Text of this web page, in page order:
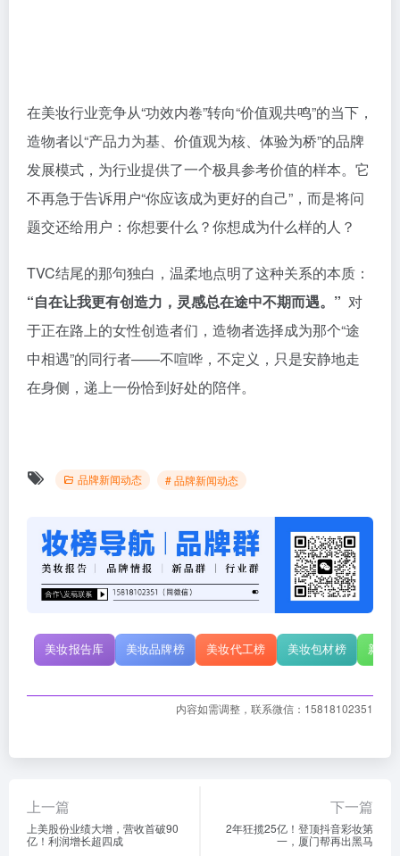
在美妆行业竞争从“功效内卷”转向“价值观共鸣”的当下，
造物者以“产品力为基、价值观为核、体验为桥”的品牌
发展模式，为行业提供了一个极具参考价值的样本。它
不再急于告诉用户“你应该成为更好的自己”，而是将问
题交还给用户：你想要什么？你想成为什么样的人？
TVC结尾的那句独白，温柔地点明了这种关系的本质：
“自在让我更有创造力，灵感总在途中不期而遇。” 对
于正在路上的女性创造者们，造物者选择成为那个“途
中相遇”的同行者——不喧哗，不定义，只是安静地走
在身侧，递上一份恰到好处的陪伴。
品牌新闻动态 # 品牌新闻动态
美妆报告库 美妆品牌榜 美妆代工榜 美妆包材榜 新原
内容如需调整，联系微信：15818102351
上一篇
上美股份业绩大增，营收首破90
亿！利润增长超四成
下一篇
2年狂揽25亿！登顶抖音彩妆第
一，厦门帮再出黑马